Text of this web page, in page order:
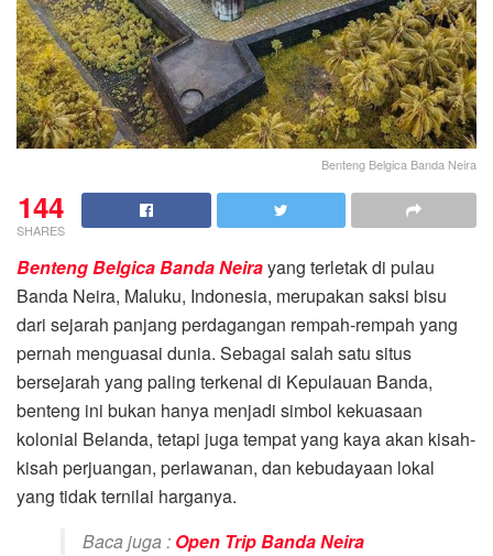
Benteng Belgica Banda Neira
144
SHARES
Benteng Belgica Banda Neirayang terletak di pulau
Banda Neira, Maluku, Indonesia, merupakan saksi bisu
dari sejarah panjang perdagangan rempah-rempah yang
pernah menguasai dunia. Sebagai salah satu situs
bersejarah yang paling terkenal di Kepulauan Banda,
benteng ini bukan hanya menjadi simbol kekuasaan
kolonial Belanda, tetapi juga tempat yang kaya akan kisah-
kisah perjuangan, perlawanan, dan kebudayaan lokal
yang tidak ternilai harganya.
Baca juga : Open Trip Banda Neira